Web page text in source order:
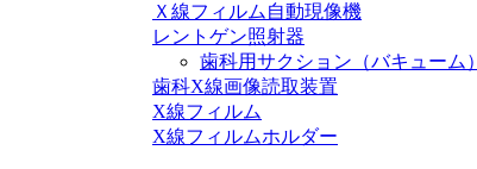
Ｘ線フィルム自動現像機
レントゲン照射器
歯科用サクション（バキューム）
歯科X線画像読取装置
X線フィルム
X線フィルムホルダー